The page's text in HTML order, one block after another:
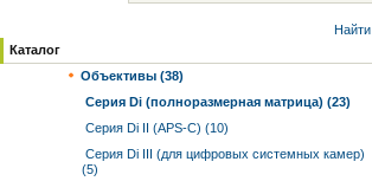
Найти
Каталог
Объективы (38)
Серия Di (полноразмерная матрица) (23)
Серия Di II (APS-C) (10)
Серия Di III (для цифровых системных камер)
(5)